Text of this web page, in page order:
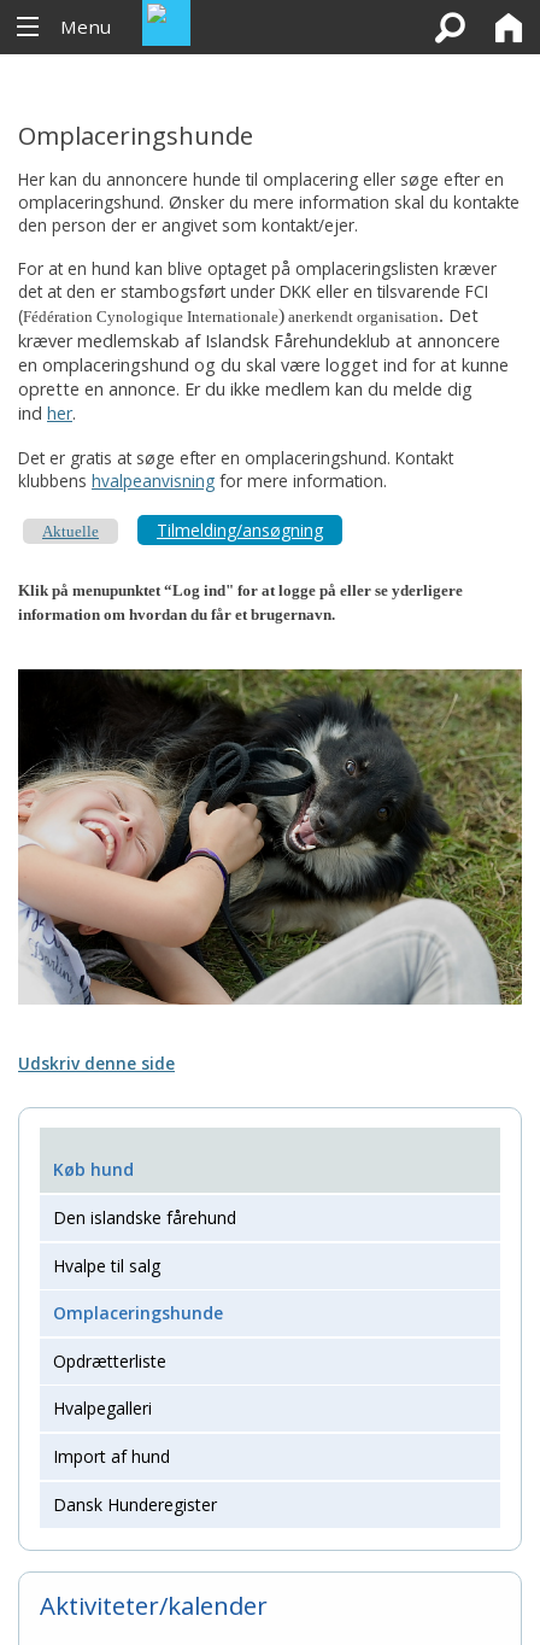
Menu
Omplaceringshunde
Her kan du annoncere hunde til omplacering eller søge efter en
omplaceringshund. Ønsker du mere information skal du kontakte
den person der er angivet som kontakt/ejer.
For at en hund kan blive optaget på omplaceringslisten kræver
det at den er stambogsført under DKK eller en tilsvarende FCI
(Fédération Cynologique Internationale) anerkendt organisation. Det
kræver medlemskab af Islandsk Fårehundeklub at annoncere
en omplaceringshund og du skal være logget ind for at kunne
oprette en annonce. Er du ikke medlem kan du melde dig
ind her.
Det er gratis at søge efter en omplaceringshund. Kontakt
klubbens hvalpeanvisning for mere information.
Aktuelle Tilmelding/ansøgning
Klik på menupunktet “Log ind" for at logge på eller se yderligere
information om hvordan du får et brugernavn.
Udskriv denne side
Køb hund
Den islandske fårehund
Hvalpe til salg
Omplaceringshunde
Opdrætterliste
Hvalpegalleri
Import af hund
Dansk Hunderegister
Aktiviteter/kalender